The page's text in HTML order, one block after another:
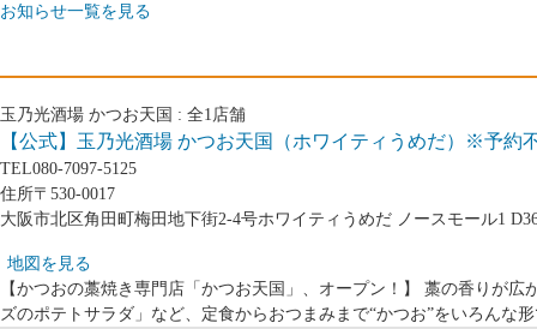
お知らせ一覧を見る
玉乃光酒場 かつお天国 : 全1 店舗
【公式】玉乃光酒場 かつお天国（ホワイティうめだ）※予約
TEL080-7097-5125
住所〒530-0017
大阪市北区角田町梅田地下街2-4号ホワイティうめだ ノースモール1
地図を見る
【かつおの藁焼き専門店「かつお天国」、オープン！】 藁の香りが
ズのポテトサラダ」など、定食からおつまみまで“かつお”をいろんな